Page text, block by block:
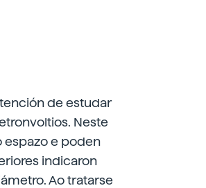
de estudar
Neste
espazo e poden
indicaron
Ao tratarse